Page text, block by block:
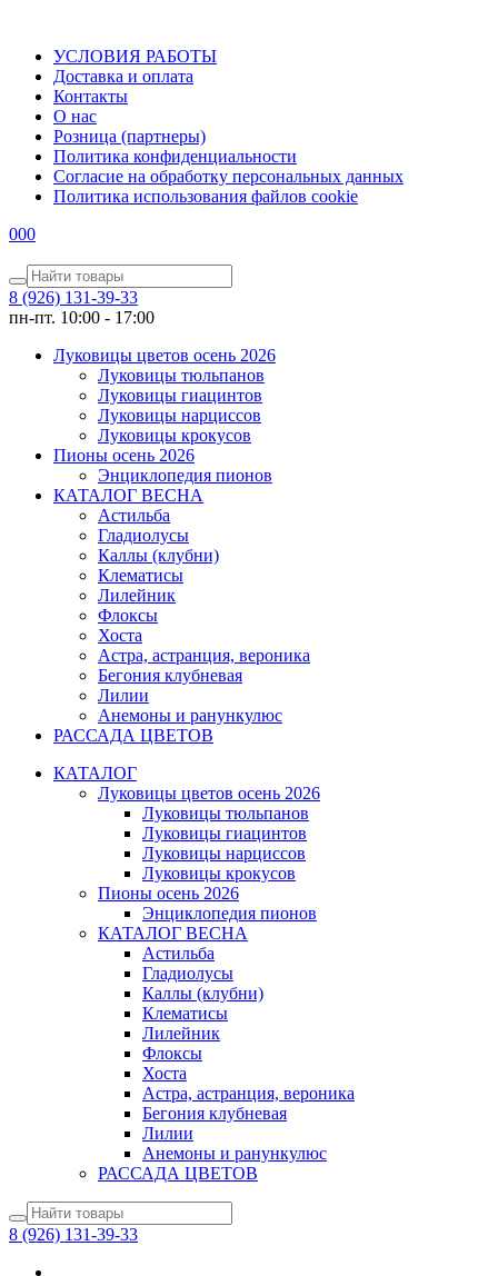
УСЛОВИЯ РАБОТЫ
Доставка и оплата
Контакты
О наc
Розница (партнеры)
Политика конфиденциальности
Согласие на обработку персональных данных
Политика использования файлов сookie
000
8 (926) 131-39-33
пн-пт. 10:00 - 17:00
Луковицы цветов осень 2026
Луковицы тюльпанов
Луковицы гиацинтов
Луковицы нарциссов
Луковицы крокусов
Пионы осень 2026
Энциклопедия пионов
КАТАЛОГ ВЕСНА
Астильба
Гладиолусы
Каллы (клубни)
Клематисы
Лилейник
Флоксы
Хоста
Астра, астранция, вероника
Бегония клубневая
Лилии
Анемоны и ранункулюс
РАССАДА ЦВЕТОВ
КАТАЛОГ
Луковицы цветов осень 2026
Луковицы тюльпанов
Луковицы гиацинтов
Луковицы нарциссов
Луковицы крокусов
Пионы осень 2026
Энциклопедия пионов
КАТАЛОГ ВЕСНА
Астильба
Гладиолусы
Каллы (клубни)
Клематисы
Лилейник
Флоксы
Хоста
Астра, астранция, вероника
Бегония клубневая
Лилии
Анемоны и ранункулюс
РАССАДА ЦВЕТОВ
8 (926) 131-39-33